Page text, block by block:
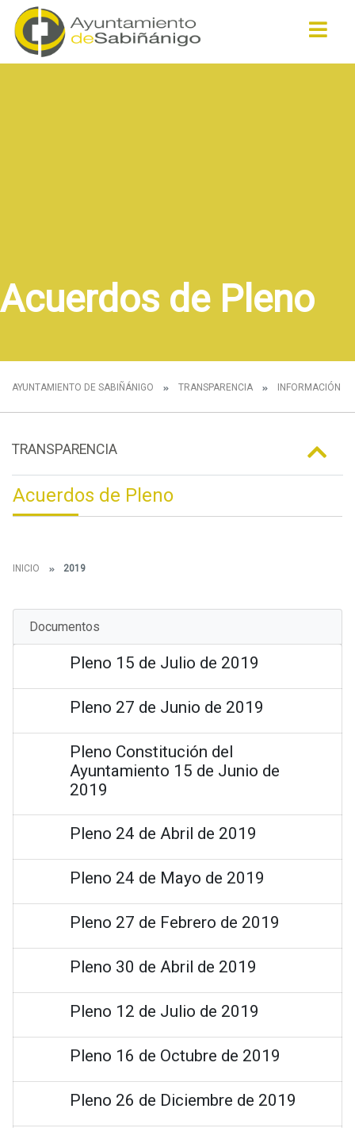
Acuerdos de Pleno
AYUNTAMIENTO DE SABIÑÁNIGO TRANSPARENCIA INFORMACIÓN
TRANSPARENCIA
Acuerdos de Pleno
INICIO 2019
Documentos
Pleno 15 de Julio de 2019
Pleno 27 de Junio de 2019
Pleno Constitución del
Ayuntamiento 15 de Junio de
2019
Pleno 24 de Abril de 2019
Pleno 24 de Mayo de 2019
Pleno 27 de Febrero de 2019
Pleno 30 de Abril de 2019
Pleno 12 de Julio de 2019
Pleno 16 de Octubre de 2019
Pleno 26 de Diciembre de 2019